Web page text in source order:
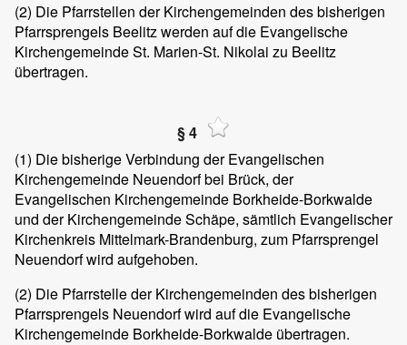
(2) Die Pfarrstellen der Kirchengemeinden des bisherigen
Pfarrsprengels Beelitz werden auf die Evangelische
Kirchengemeinde St. Marien-St. Nikolai zu Beelitz
übertragen.
§ 4
(1) Die bisherige Verbindung der Evangelischen
Kirchengemeinde Neuendorf bei Brück, der
Evangelischen Kirchengemeinde Borkheide-Borkwalde
und der Kirchengemeinde Schäpe, sämtlich Evangelischer
Kirchenkreis Mittelmark-Brandenburg, zum Pfarrsprengel
Neuendorf wird aufgehoben.
(2) Die Pfarrstelle der Kirchengemeinden des bisherigen
Pfarrsprengels Neuendorf wird auf die Evangelische
Kirchengemeinde Borkheide-Borkwalde übertragen.